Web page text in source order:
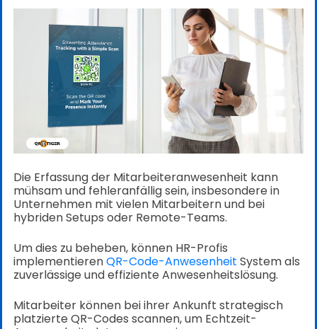
Die Erfassung der Mitarbeiteranwesenheit kann
mühsam und fehleranfällig sein, insbesondere in
Unternehmen mit vielen Mitarbeitern und bei
hybriden Setups oder Remote-Teams.
Um dies zu beheben, können HR-Profis
implementierenQR-Code-Anwesenheit System als
zuverlässige und effiziente Anwesenheitslösung.
Mitarbeiter können bei ihrer Ankunft strategisch
platzierte QR-Codes scannen, um Echtzeit-